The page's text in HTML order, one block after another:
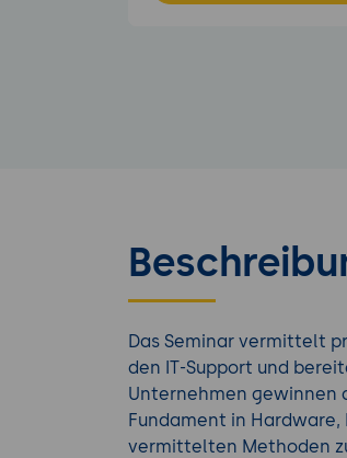
Das Seminar vermittelt
den IT-Support und
Unternehmen gewinnen
Fundament in
vermittelten Methoden